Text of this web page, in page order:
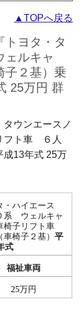
▲TOPへ戻る
トヨタ・タ
ルキャ
２基）乗
25万円 群
ウンエースノ
ト車 ６人
13年式 25万
・ハイエース
系 ウェルキャ
子リフト車
車椅子２基）平
式
福祉車両
25万円